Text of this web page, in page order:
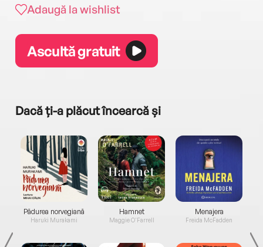
Adaugă la wishlist
Ascultă gratuit
Dacă ți-a plăcut încearcă și
Pădurea norvegiană
Haruki Murakami
Hamnet
Maggie O'Farrell
Menajera
Freida McFadden